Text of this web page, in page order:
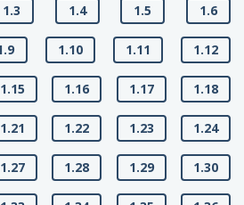
1.3 1.4 1.5 1.6
1.10 1.11 1.12
1.15 1.16 1.17 1.18
1.21 1.22 1.23 1.24
1.27 1.28 1.29 1.30